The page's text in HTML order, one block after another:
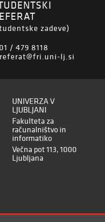
zadeve)
01 / 479 8118
referat@fri.uni-lj.si
UNIVERZA V
LJUBLJANI
Fakulteta za
računalništvo in
informatiko
Večna pot 113, 1000
Ljubljana